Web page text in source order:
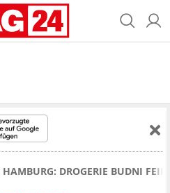
DROGERIE BUDNI